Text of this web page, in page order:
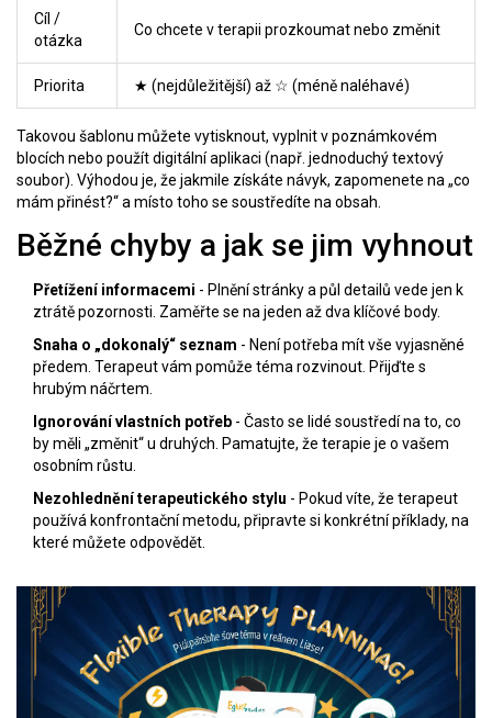
Cíl /
otázka
Co chcete v terapii prozkoumat nebo změnit
Priorita ★ (nejdůležitější) až ☆ (méně naléhavé)
Takovou šablonu můžete vytisknout, vyplnit v poznámkovém
blocích nebo použít digitální aplikaci (např. jednoduchý textový
soubor). Výhodou je, že jakmile získáte návyk, zapomenete na „co
mám přinést?“ a místo toho se soustředíte na obsah.
Běžné chyby a jak se jim vyhnout
Přetížení informacemi - Plnění stránky a půl detailů vede jen k
ztrátě pozornosti. Zaměřte se na jeden až dva klíčové body.
Snaha o „dokonalý“ seznam - Není potřeba mít vše vyjasněné
předem. Terapeut vám pomůže téma rozvinout. Přijďte s
hrubým náčrtem.
Ignorování vlastních potřeb - Často se lidé soustředí na to, co
by měli „změnit“ u druhých. Pamatujte, že terapie je o vašem
osobním růstu.
Nezohlednění terapeutického stylu - Pokud víte, že terapeut
používá konfrontační metodu, připravte si konkrétní příklady, na
které můžete odpovědět.